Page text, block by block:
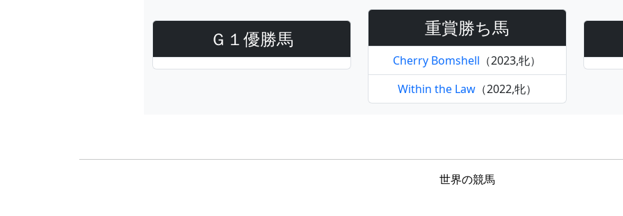
Ｇ１優勝馬 重賞勝ち馬
Cherry Bomshell （2023,牝）
Within the Law（2022,牝）
世界の競馬